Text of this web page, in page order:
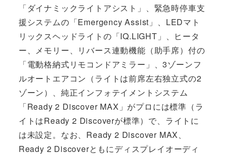
「ダイナミックライトアシスト」、緊急時停車支
援システムの「Emergency Assist」、LEDマト
リックスヘッドライトの「IQ.LIGHT」、ヒータ
ー、メモリー、リバース連動機能（助手席）付の
「電動格納式リモコンドアミラー」、3ゾーンフ
ルオートエアコン（ライトは前席左右独立式の2
ゾーン）、純正インフォテイメントシステム
「Ready 2 Discover MAX」がプロには標準（ラ
イトはReady 2 Discoverが標準）で、ライトに
は未設定。なお、Ready 2 Discover MAX、
Ready 2 Discoverともにディスプレイオーディ